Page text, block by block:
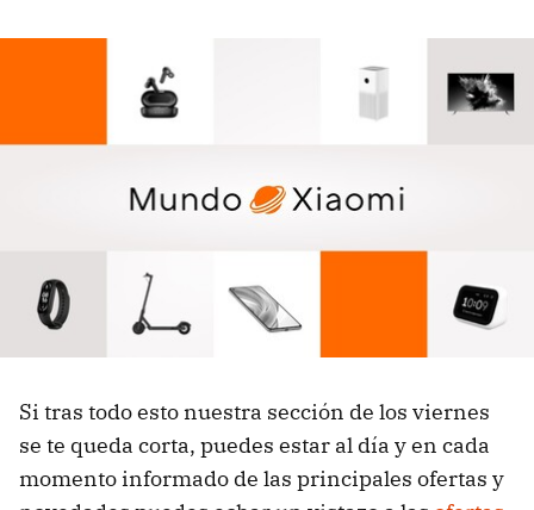
Si tras todo esto nuestra sección de los viernes
se te queda corta, puedes estar al día y en cada
momento informado de las principales ofertas y